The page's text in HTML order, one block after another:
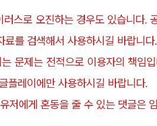
스로 오진하는 경우도 있습니다
를 검색해서 사용하시길 바랍니다.
문제는 전적으로 이용자의 책임
플레이에만 사용하시길 바랍니다.
저에게 혼동을 줄 수 있는 댓글은